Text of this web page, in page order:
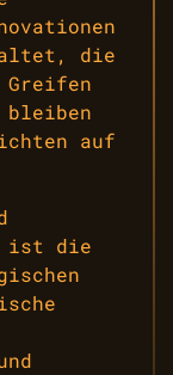
die
bleiben
auf
ist die